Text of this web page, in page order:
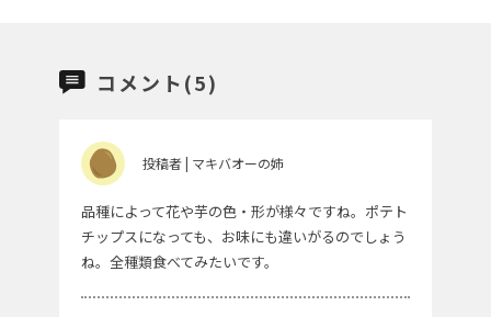
コメント(5)
投稿者 | マキバオーの姉
品種によって花や芋の色・形が様々ですね。ポテト
チップスになっても、お味にも違いがるのでしょう
ね。全種類食べてみたいです。